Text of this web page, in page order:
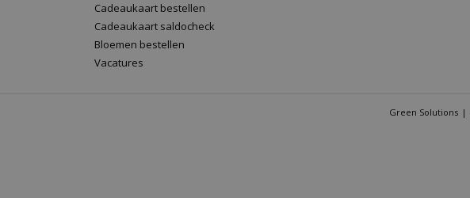
Cadeaukaart bestellen
Cadeaukaart saldocheck
Bloemen bestellen
Vacatures
Green Solutions